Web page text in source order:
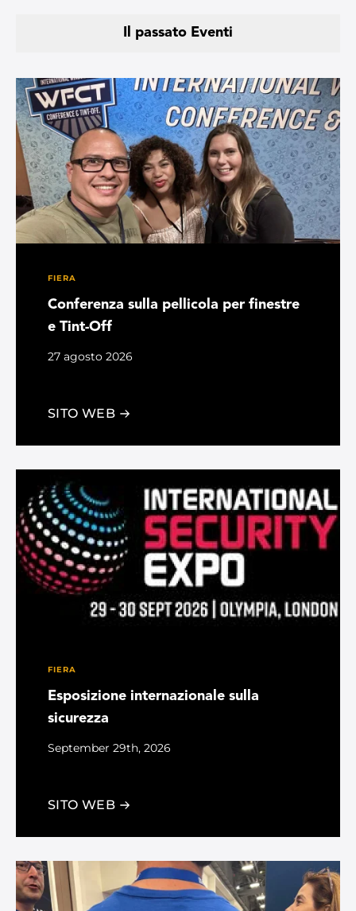
Il passato Eventi
FIERA
Conferenza sulla pellicola per finestre
e Tint-Off
27 agosto 2026
SITO WEB
FIERA
Esposizione internazionale sulla
sicurezza
September 29th, 2026
SITO WEB